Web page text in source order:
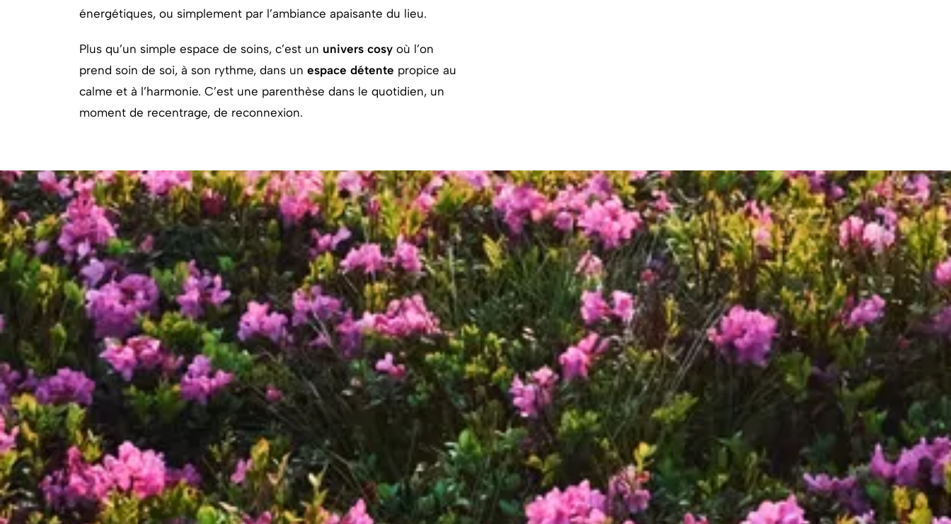
énergétiques, ou simplement par l’ambiance apaisante du lieu.
Plus qu’un simple espace de soins, c’est un univers cosy où l’on
prend soin de soi, à son rythme, dans un espace détente propice au
calme et à l’harmonie. C’est une parenthèse dans le quotidien, un
moment de recentrage, de reconnexion.